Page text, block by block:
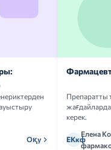
Оқу
Препаратты
жағдайларда
керек.
ЕКкф
Елена